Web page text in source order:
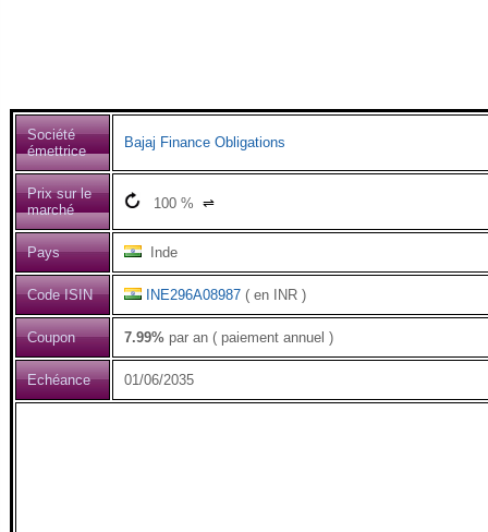
Société
émettrice
Bajaj Finance Obligations
Prix sur le
marché
100 % ⇌
Pays Inde
Code ISIN INE296A08987 ( en INR )
Coupon 7.99% par an ( paiement annuel )
Echéance 01/06/2035